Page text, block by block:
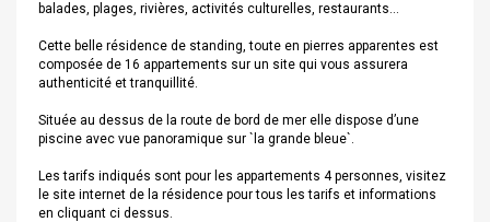
balades, plages, rivières, activités culturelles, restaurants…
Cette belle résidence de standing, toute en pierres apparentes est
composée de 16 appartements sur un site qui vous assurera
authenticité et tranquillité.
Située au dessus de la route de bord de mer elle dispose d’une
piscine avec vue panoramique sur `la grande bleue`.
Les tarifs indiqués sont pour les appartements 4 personnes, visitez
le site internet de la résidence pour tous les tarifs et informations
en cliquant ci dessus.